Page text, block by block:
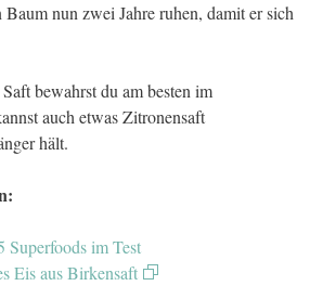
nun zwei Jahre ruhen, damit er sich
bewahrst du am besten im
auch etwas Zitronensaft
hält.
Superfoods im Test
Eis aus Birkensaft